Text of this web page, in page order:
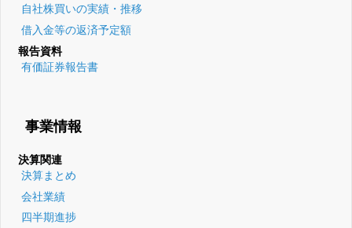
自社株買いの実績・推移
借入金等の返済予定額
報告資料
有価証券報告書
事業情報
決算関連
決算まとめ
会社業績
四半期進捗